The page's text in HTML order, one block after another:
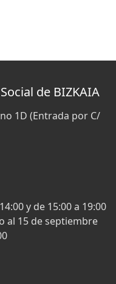
de BIZKAIA
1D (Entrada por C/
y de 15:00 a 19:00
al 15 de septiembre